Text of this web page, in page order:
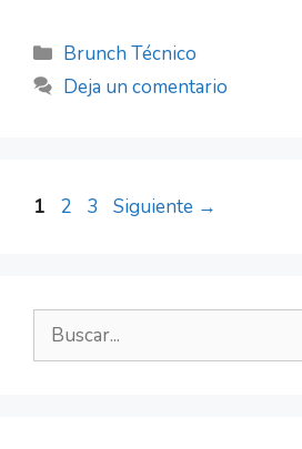
Brunch Técnico
Deja un comentario
1 2 3 Siguiente →